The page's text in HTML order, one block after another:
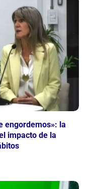
engordemos»: la
impacto de la